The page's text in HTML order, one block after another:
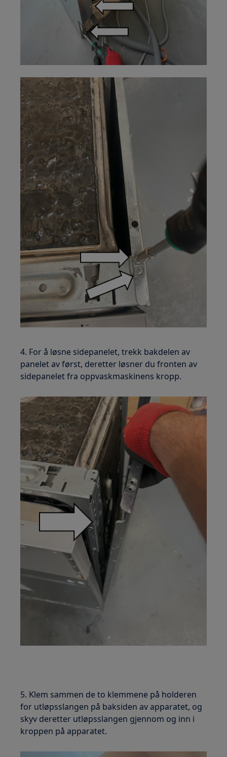
4. For å løsne sidepanelet, trekk bakdelen av
panelet av først, deretter løsner du fronten av
sidepanelet fra oppvaskmaskinens kropp.
5. Klem sammen de to klemmene på holderen
for utløpsslangen på baksiden av apparatet, og
skyv deretter utløpsslangen gjennom og inn i
kroppen på apparatet.